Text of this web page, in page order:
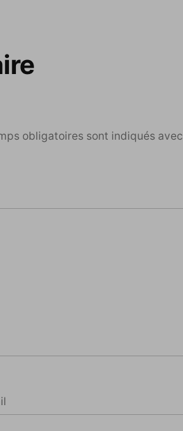
obligatoires sont indiqués avec